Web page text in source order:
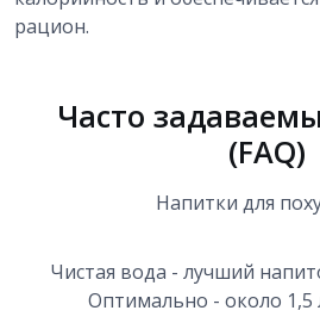
рацион.
Часто
(FAQ)
Напитки для
Чистая вода - лучший
Оптимально - около 1,5